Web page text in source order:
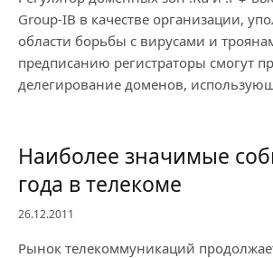
Group-IB в качестве организации,
области борьбы с вирусами и
предписанию регистраторы смогут
делегирование доменов,
Наиболее значимые
года в телекоме
26.12.2011
Рынок телекоммуникаций